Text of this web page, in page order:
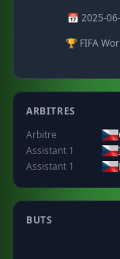
📅 2025-
🏆 FIFA
ARBITRES
Arbitre
Assistant 1
Assistant 1
BUTS